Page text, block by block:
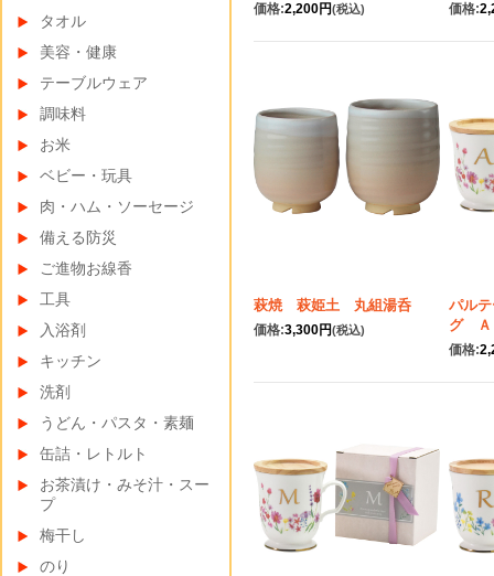
価格:2,200円(税込) 価格:
萩焼 萩姫土 丸組湯呑
価格:3,300円(税込)
パル
グ Ａ
価格:
タオル
美容・健康
テーブルウェア
調味料
お米
ベビー・玩具
肉・ハム・ソーセージ
備える防災
ご進物お線香
工具
入浴剤
キッチン
洗剤
うどん・パスタ・素麺
缶詰・レトルト
お茶漬け・みそ汁・スー
プ
梅干し
のり